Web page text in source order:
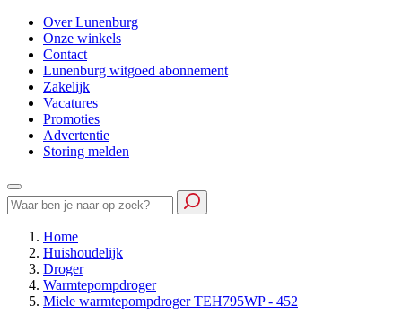
Over Lunenburg
Onze winkels
Contact
Lunenburg witgoed abonnement
Zakelijk
Vacatures
Promoties
Advertentie
Storing melden
Home
Huishoudelijk
Droger
Warmtepompdroger
Miele warmtepompdroger TEH795WP - 452